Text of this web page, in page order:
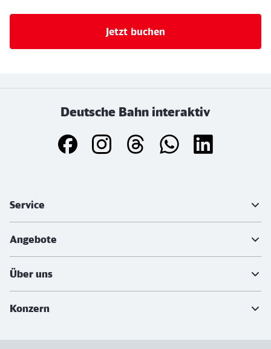
Jetzt buchen
Deutsche Bahn interaktiv
Service
Angebote
Über uns
Konzern